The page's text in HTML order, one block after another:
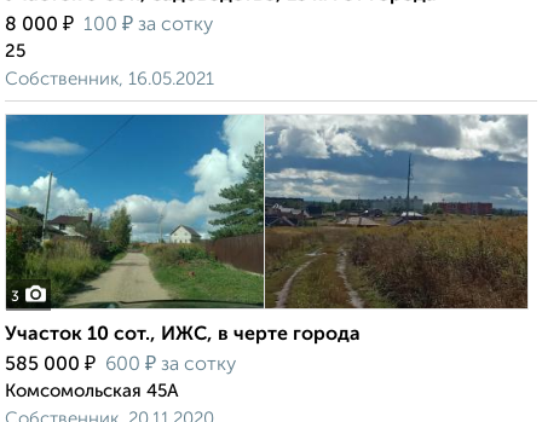
8 000 ₽ 100 ₽ за сотку
25
Собственник, 16.05.2021
3
Участок 10 сот., ИЖС, в черте города
585 000 ₽ 600 ₽ за сотку
Комсомольская 45А